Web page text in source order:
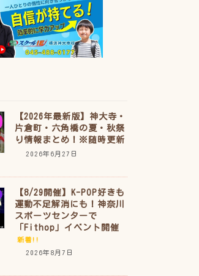
【2026年最新版】神大寺・
片倉町・六角橋の夏・秋祭
り情報まとめ！※随時更新
2026年6月27日
【8/29開催】K-POP好きも
運動不足解消にも！神奈川
スポーツセンターで
「Fithop」イベント開催
新着!!
2026年8月7日